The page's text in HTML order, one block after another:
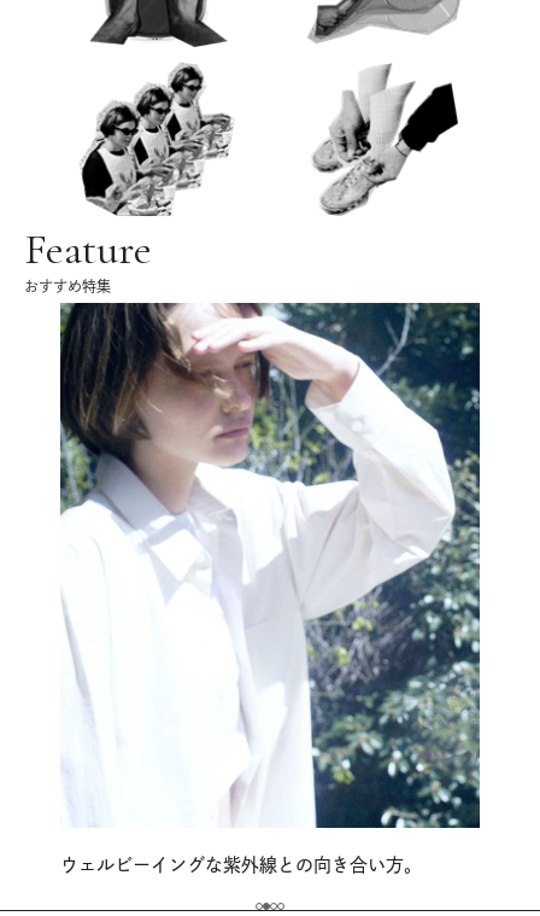
Feature
おすすめ特集
ウェルビーイングな紫外線との向き合い方。